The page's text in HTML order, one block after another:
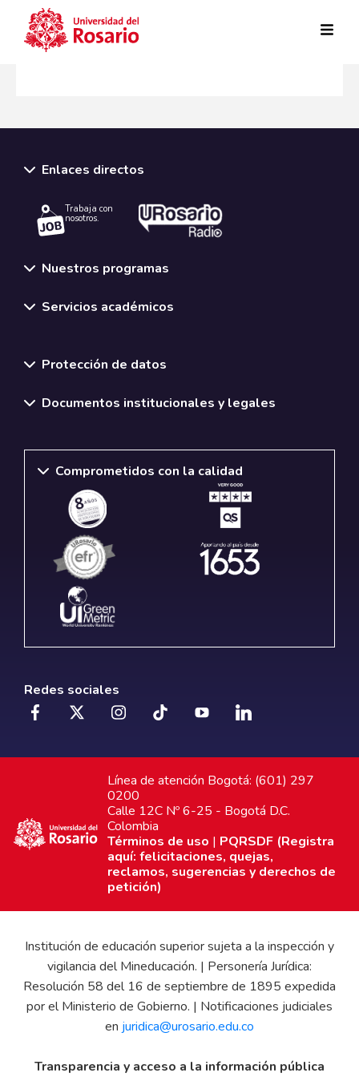
Enlaces directos
Trabaja con
nosotros.
Nuestros programas
Servicios académicos
Protección de datos
Documentos institucionales y legales
Comprometidos con la calidad
Redes sociales
Línea de atención Bogotá: (601) 297
0200
Calle 12C Nº 6-25 - Bogotá D.C.
Colombia
Términos de uso | PQRSDF (Registra
aquí: felicitaciones, quejas,
reclamos, sugerencias y derechos de
petición)
Institución de educación superior sujeta a la inspección y
vigilancia del Mineducación. | Personería Jurídica:
Resolución 58 del 16 de septiembre de 1895 expedida
por el Ministerio de Gobierno. | Notificaciones judiciales
en juridica@urosario.edu.co
Transparencia y acceso a la información pública